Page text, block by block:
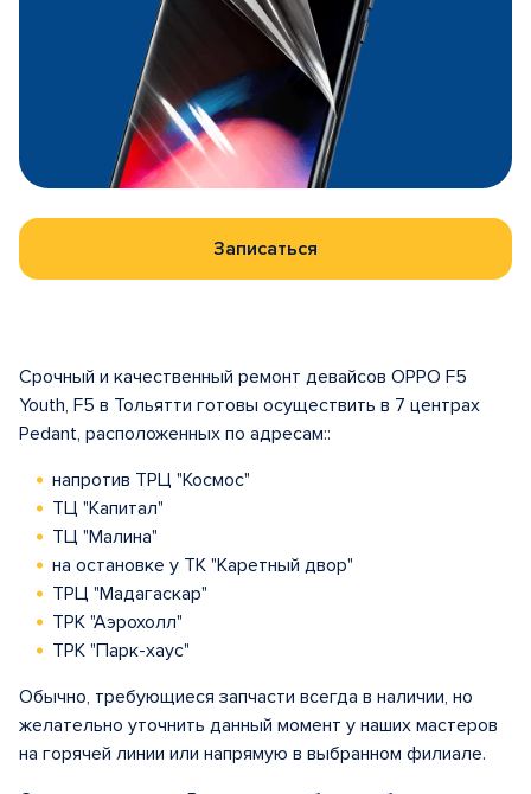
Записаться
Срочный и качественный ремонт девайсов OPPO F5
Youth, F5 в Тольятти готовы осуществить в 7 центрах
Pedant, расположенных по адресам::
напротив ТРЦ "Космос"
ТЦ "Капитал"
ТЦ "Малина"
на остановке у ТК "Каретный двор"
ТРЦ "Мадагаскар"
ТРК "Аэрохолл"
ТРК "Парк-хаус"
Обычно, требующиеся запчасти всегда в наличии, но
желательно уточнить данный момент у наших мастеров
на горячей линии или напрямую в выбранном филиале.